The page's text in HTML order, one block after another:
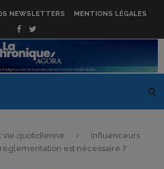
NEWSLETTERS MENTIONS LÉGALES
vie quotidienne
Influenceurs
est nécessaire ?